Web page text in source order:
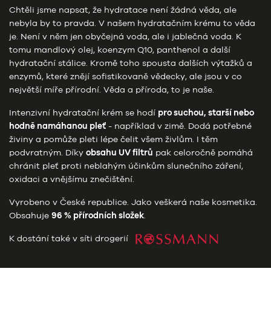
Chtěli jsme napsat, že hydratace není žádná věda, ale
nebyla by to pravda. V našem hydratačním krému to věda
je. Není v něm jen obyčejná voda, ale i jablečná voda. K
tomu mandlový olej, koenzym Q10, panthenol a další
hydratační stálice. Kromě toho spousta dalších výtažků a
enzymů, které znějí sofistikovaně vědecky, ale jsou v co
největší míře přírodní. Věda a příroda, to je naše.
Intenzivní hydratační krém se hodí pro suchou, starší nebo
hodně namáhanou pleť - například v zimě. Dodá potřebné
živiny a pomůže pleti lépe čelit všem živlům. I těm
podvratným. Díky obsahu UV filtrů pak celoročně pomáhá
chránit pleť proti neblahým účinkům slunečního záření,
oxidaci a vnějšímu znečištění.
Vyrobeno v České republice. Jako veškerá naše kosmetika.
Obsahuje 96 % přírodních složek.
K dostání také v síti drogerií